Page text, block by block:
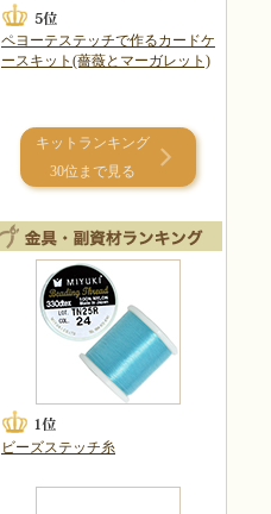
ペヨーテステッチで作るカードケ
ースキット(薔薇とマーガレット)
キットランキング
30位まで見る
ビーズステッチ糸